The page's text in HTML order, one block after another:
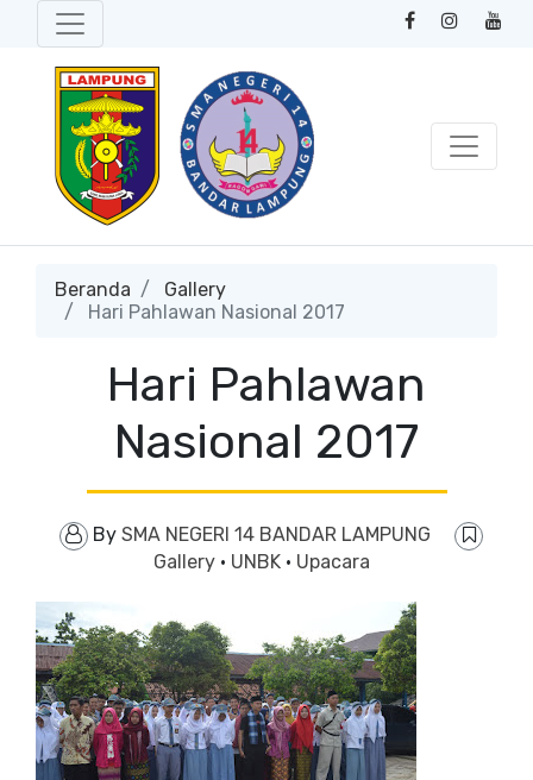
Beranda
Gallery
Hari Pahlawan Nasional 2017
Hari Pahlawan
Nasional 2017
By SMA NEGERI 14 BANDAR LAMPUNG
Gallery · UNBK · Upacara